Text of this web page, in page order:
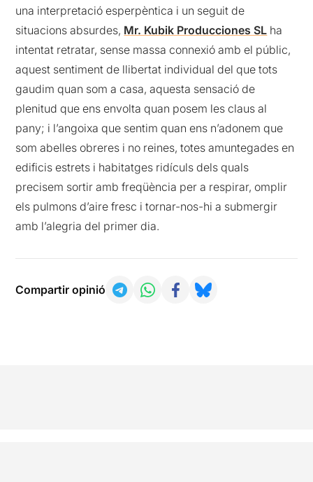
una interpretació esperpèntica i un seguit de
situacions absurdes, Mr. Kubik Producciones SL ha
intentat retratar, sense massa connexió amb el públic,
aquest sentiment de llibertat individual del que tots
gaudim quan som a casa, aquesta sensació de
plenitud que ens envolta quan posem les claus al
pany; i l’angoixa que sentim quan ens n’adonem que
som abelles obreres i no reines, totes amuntegades en
edificis estrets i habitatges ridículs dels quals
precisem sortir amb freqüència per a respirar, omplir
els pulmons d’aire fresc i tornar-nos-hi a submergir
amb l’alegria del primer dia.
Compartir opinió